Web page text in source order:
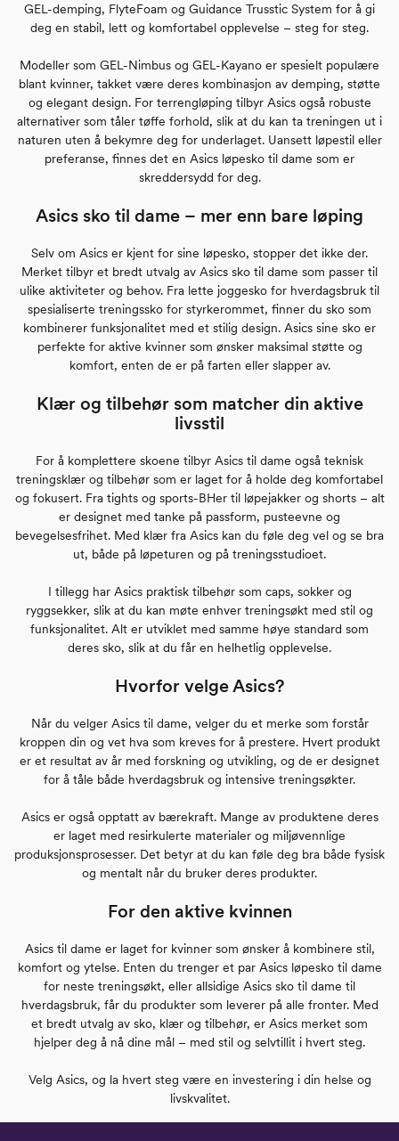
GEL-demping, FlyteFoam og Guidance Trusstic System for å gi
deg en stabil, lett og komfortabel opplevelse – steg for steg.
Modeller som GEL-Nimbus og GEL-Kayano er spesielt populære
blant kvinner, takket være deres kombinasjon av demping, støtte
og elegant design. For terrengløping tilbyr Asics også robuste
alternativer som tåler tøffe forhold, slik at du kan ta treningen ut i
naturen uten å bekymre deg for underlaget. Uansett løpestil eller
preferanse, finnes det en Asics løpesko til dame som er
skreddersydd for deg.
Asics sko til dame – mer enn bare løping
Selv om Asics er kjent for sine løpesko, stopper det ikke der.
Merket tilbyr et bredt utvalg av Asics sko til dame som passer til
ulike aktiviteter og behov. Fra lette joggesko for hverdagsbruk til
spesialiserte treningssko for styrkerommet, finner du sko som
kombinerer funksjonalitet med et stilig design. Asics sine sko er
perfekte for aktive kvinner som ønsker maksimal støtte og
komfort, enten de er på farten eller slapper av.
Klær og tilbehør som matcher din aktive
livsstil
For å komplettere skoene tilbyr Asics til dame også teknisk
treningsklær og tilbehør som er laget for å holde deg komfortabel
og fokusert. Fra tights og sports-BHer til løpejakker og shorts – alt
er designet med tanke på passform, pusteevne og
bevegelsesfrihet. Med klær fra Asics kan du føle deg vel og se bra
ut, både på løpeturen og på treningsstudioet.
I tillegg har Asics praktisk tilbehør som caps, sokker og
ryggsekker, slik at du kan møte enhver treningsøkt med stil og
funksjonalitet. Alt er utviklet med samme høye standard som
deres sko, slik at du får en helhetlig opplevelse.
Hvorfor velge Asics?
Når du velger Asics til dame, velger du et merke som forstår
kroppen din og vet hva som kreves for å prestere. Hvert produkt
er et resultat av år med forskning og utvikling, og de er designet
for å tåle både hverdagsbruk og intensive treningsøkter.
Asics er også opptatt av bærekraft. Mange av produktene deres
er laget med resirkulerte materialer og miljøvennlige
produksjonsprosesser. Det betyr at du kan føle deg bra både fysisk
og mentalt når du bruker deres produkter.
For den aktive kvinnen
Asics til dame er laget for kvinner som ønsker å kombinere stil,
komfort og ytelse. Enten du trenger et par Asics løpesko til dame
for neste treningsøkt, eller allsidige Asics sko til dame til
hverdagsbruk, får du produkter som leverer på alle fronter. Med
et bredt utvalg av sko, klær og tilbehør, er Asics merket som
hjelper deg å nå dine mål – med stil og selvtillit i hvert steg.
Velg Asics, og la hvert steg være en investering i din helse og
livskvalitet.